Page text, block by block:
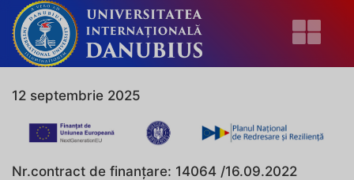
12 septembrie 2025
Nr.contract de finanțare: 14064 /16.09.2022